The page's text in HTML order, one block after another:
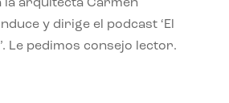
la arquitecta Carmen
y dirige el podcast ‘El
Le pedimos consejo lector.